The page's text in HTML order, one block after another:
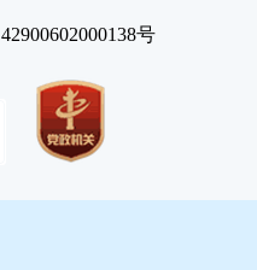
42900602000138号